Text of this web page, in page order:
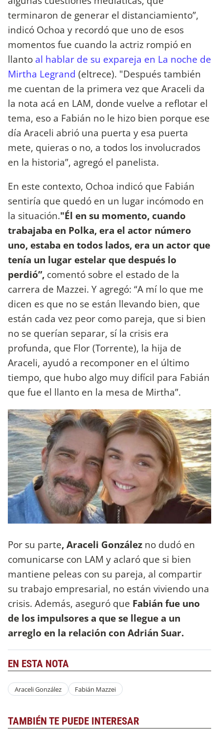
terminaron de generar el distanciamiento”,
indicó Ochoa y recordó que uno de esos
momentos fue cuando la actriz rompió en
llanto al hablar de su expareja en La noche de
Mirtha Legrand (eltrece). "Después también
me cuentan de la primera vez que Araceli da
la nota acá en LAM, donde vuelve a reflotar el
tema, eso a Fabián no le hizo bien porque ese
día Araceli abrió una puerta y esa puerta
mete, quieras o no, a todos los involucrados
en la historia”, agregó el panelista.
En este contexto, Ochoa indicó que Fabián
sentiría que quedó en un lugar incómodo en
la situación."Él en su momento, cuando
trabajaba en Polka, era el actor número
uno, estaba en todos lados, era un actor que
tenía un lugar estelar que después lo
perdió”, comentó sobre el estado de la
carrera de Mazzei. Y agregó: “A mí lo que me
dicen es que no se están llevando bien, que
están cada vez peor como pareja, que si bien
no se querían separar, sí la crisis era
profunda, que Flor (Torrente), la hija de
Araceli, ayudó a recomponer en el último
tiempo, que hubo algo muy difícil para Fabián
que fue el llanto en la mesa de Mirtha”.
Por su parte, Araceli González no dudó en
comunicarse con LAM y aclaró que si bien
mantiene peleas con su pareja, al compartir
su trabajo empresarial, no están viviendo una
crisis. Además, aseguró que Fabián fue uno
de los impulsores a que se llegue a un
arreglo en la relación con Adrián Suar.
EN ESTA NOTA
Araceli González Fabián Mazzei
TAMBIÉN TE PUEDE INTERESAR